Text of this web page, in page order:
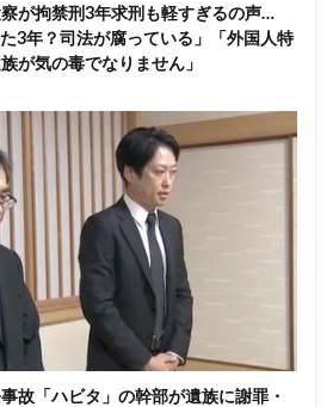
が拘禁刑3年求刑も軽すぎるの声…
3年？司法が腐っている」「外国人特
が気の毒でなりません」
故「ハビタ」の幹部が遺族に謝罪・